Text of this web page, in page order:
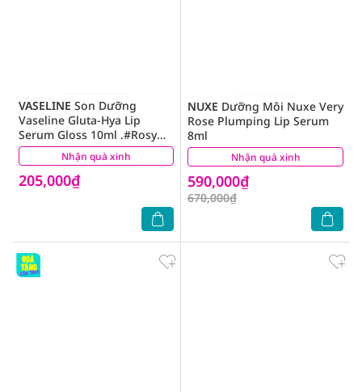
Nhận quà xinh
VASELINE Son Dưỡng
Vaseline Gluta-Hya Lip
Serum Gloss 10ml .#Rosy
Pink
205,000₫
(1) Nhận quà xinh
NUXE Dưỡng Môi Nuxe Very
Rose Plumping Lip Serum
8ml
590,000₫
670,000₫
(1)